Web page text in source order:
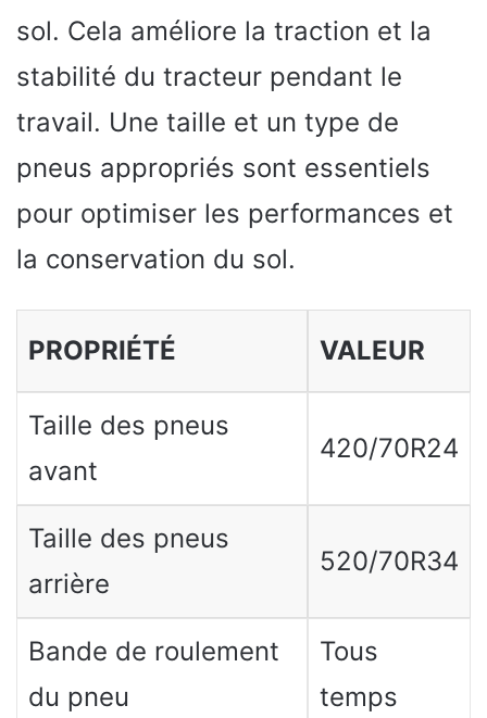
sol. Cela améliore la traction et la
stabilité du tracteur pendant le
travail. Une taille et un type de
pneus appropriés sont essentiels
pour optimiser les performances et
la conservation du sol.
PROPRIÉTÉ VALEUR
Taille des pneus
avant
420/70R24
Taille des pneus
arrière
520/70R34
Bande de roulement
du pneu
Tous
temps